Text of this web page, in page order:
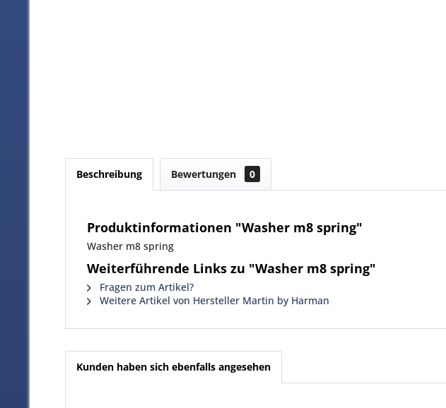
Beschreibung Bewertungen 0
Produktinformationen "Washer m8 spring"
Washer m8 spring
Weiterführende Links zu "Washer m8 spring"
Fragen zum Artikel?
Weitere Artikel von Hersteller Martin by Harman
Kunden haben sich ebenfalls angesehen